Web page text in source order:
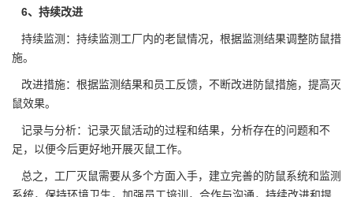
6、持续改进
持续监测：持续监测工厂内的老鼠情况，根据监测结果调整防鼠措
施。
改进措施：根据监测结果和员工反馈，不断改进防鼠措施，提高灭
鼠效果。
记录与分析：记录灭鼠活动的过程和结果，分析存在的问题和不
足，以便今后更好地开展灭鼠工作。
总之，工厂灭鼠需要从多个方面入手，建立完善的防鼠系统和监测
系统，保持环境卫生，加强员工培训，合作与沟通，持续改进和提